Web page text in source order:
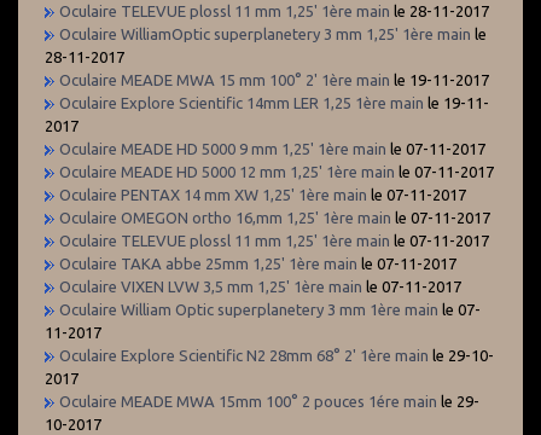
Oculaire TELEVUE plossl 11 mm 1,25' 1ère main le 28-11-2017
Oculaire WilliamOptic superplanetery 3 mm 1,25' 1ère main le
28-11-2017
Oculaire MEADE MWA 15 mm 100° 2' 1ère main le 19-11-2017
Oculaire Explore Scientific 14mm LER 1,25 1ère main le 19-11-
2017
Oculaire MEADE HD 5000 9 mm 1,25' 1ère main le 07-11-2017
Oculaire MEADE HD 5000 12 mm 1,25' 1ère main le 07-11-2017
Oculaire PENTAX 14 mm XW 1,25' 1ère main le 07-11-2017
Oculaire OMEGON ortho 16,mm 1,25' 1ère main le 07-11-2017
Oculaire TELEVUE plossl 11 mm 1,25' 1ère main le 07-11-2017
Oculaire TAKA abbe 25mm 1,25' 1ère main le 07-11-2017
Oculaire VIXEN LVW 3,5 mm 1,25' 1ère main le 07-11-2017
Oculaire William Optic superplanetery 3 mm 1ère main le 07-
11-2017
Oculaire Explore Scientific N2 28mm 68° 2' 1ère main le 29-10-
2017
Oculaire MEADE MWA 15mm 100° 2 pouces 1ére main le 29-
10-2017